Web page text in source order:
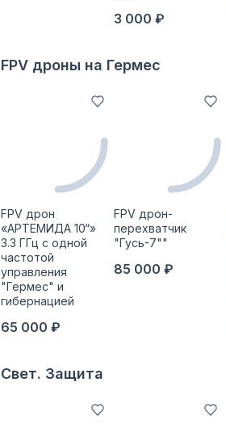
3 000 ₽
FPV дроны на Гермес
FPV дрон
«АРТЕМИДА 10“»
3.3 ГГц с одной
частотой
управления
"Гермес" и
гибернацией
65 000 ₽
FPV дрон-
перехватчик
"Гусь-7""
85 000 ₽
Свет. Защита